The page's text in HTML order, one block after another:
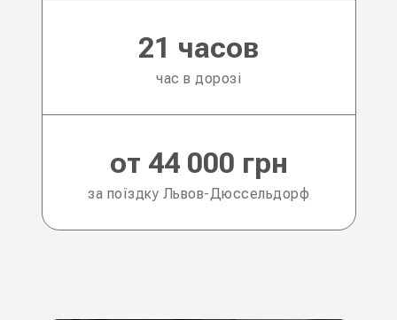
час в дорозі
21 часов
за поїздку Львов-Дюссельдорф
от 44 000 грн